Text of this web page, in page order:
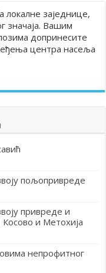
локалне заједнице,
значаја. Вашим
допринесите
центра насеља
пољопривреде
привреде и
и Метохија
непрофитног